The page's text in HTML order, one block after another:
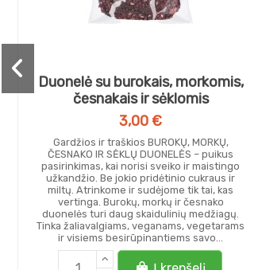
Duonelė su burokais, morkomis,
česnakais ir sėklomis
3,00 €
Gardžios ir traškios BUROKŲ, MORKŲ,
ČESNAKO IR SĖKLŲ DUONELĖS – puikus
pasirinkimas, kai norisi sveiko ir maistingo
užkandžio. Be jokio pridėtinio cukraus ir
miltų. Atrinkome ir sudėjome tik tai, kas
vertinga. Burokų, morkų ir česnako
duonelės turi daug skaidulinių medžiagų.
Tinka žaliavalgiams, veganams, vegetarams
ir visiems besirūpinantiems savo...